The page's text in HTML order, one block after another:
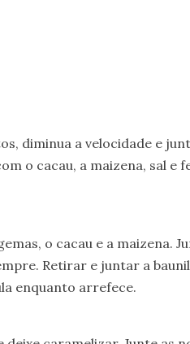
diminua a velocidade e
o cacau, a maizena, sal e
o cacau e a maizena.
Retirar e juntar a
enquanto arrefece.